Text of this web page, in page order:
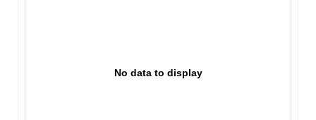
No data to display